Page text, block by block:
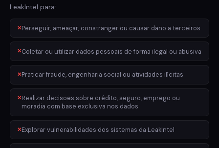
LeakIntel para:
Perseguir, ameaçar, constranger ou causar dano a terceiros
Coletar ou utilizar dados pessoais de forma ilegal ou abusiva
Praticar fraude, engenharia social ou atividades ilícitas
Realizar decisões sobre crédito, seguro, emprego ou
moradia com base exclusiva nos dados
Explorar vulnerabilidades dos sistemas da LeakIntel